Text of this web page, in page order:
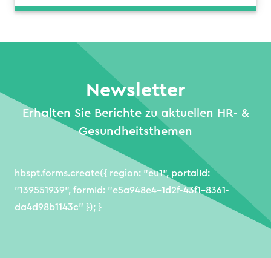
Newsletter
Erhalten Sie Berichte zu aktuellen HR- &
Gesundheitsthemen
hbspt.forms.create({ region: "eu1", portalId:
"139551939", formId: "e5a948e4-1d2f-43f1-8361-
da4d98b1143c" }); }